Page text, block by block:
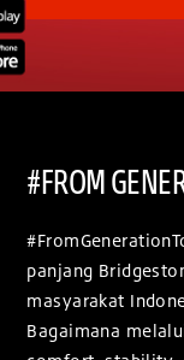
#FROM
panjang
masyarakat
Bagaimana